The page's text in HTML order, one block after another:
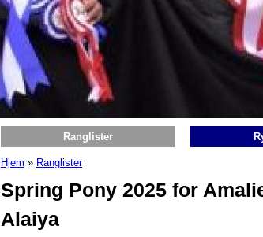
Ranglister
Du er her
Hjem » Ranglister
Spring Pony 2025 for
Alaiya